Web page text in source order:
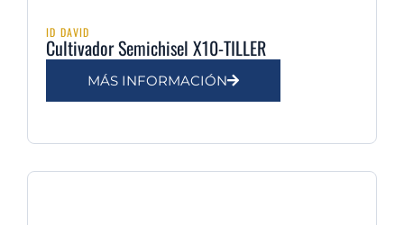
ID DAVID
Cultivador Semichisel X10-TILLER
MÁS INFORMACIÓN